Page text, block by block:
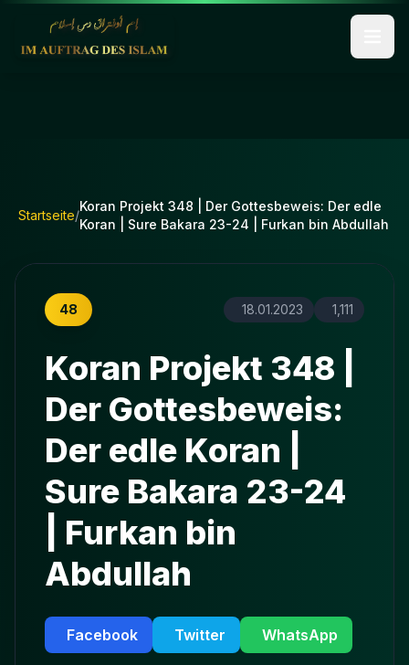
Startseite/
Koran Projekt 348 | Der Gottesbeweis: Der edle
Koran | Sure Bakara 23-24 | Furkan bin Abdullah
48 18.01.2023 1,111
Koran Projekt 348 |
Der Gottesbeweis:
Der edle Koran |
Sure Bakara 23-24
| Furkan bin
Abdullah
Facebook Twitter WhatsApp